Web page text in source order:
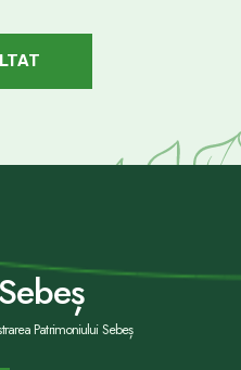
Patrimoniului Sebeș